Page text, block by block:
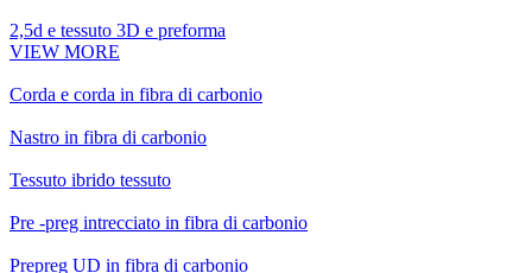
2,5d e tessuto 3D e preforma
VIEW MORE
Corda e corda in fibra di carbonio
Nastro in fibra di carbonio
Tessuto ibrido tessuto
Pre -preg intrecciato in fibra di carbonio
Prepreg UD in fibra di carbonio